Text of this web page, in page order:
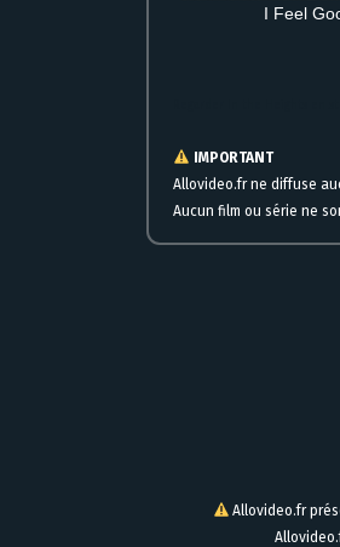
I Feel
IMPORTANT
Allovideo.fr ne diffuse
Aucun film ou série ne
Allovideo.fr